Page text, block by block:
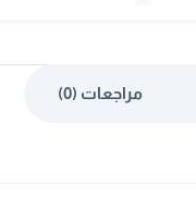
مراجعات (0)